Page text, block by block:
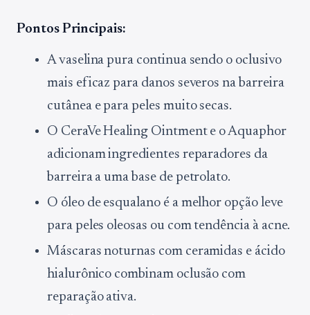
Pontos Principais:
A vaselina pura continua sendo o oclusivo
mais eficaz para danos severos na barreira
cutânea e para peles muito secas.
O CeraVe Healing Ointment e o Aquaphor
adicionam ingredientes reparadores da
barreira a uma base de petrolato.
O óleo de esqualano é a melhor opção leve
para peles oleosas ou com tendência à acne.
Máscaras noturnas com ceramidas e ácido
hialurônico combinam oclusão com
reparação ativa.